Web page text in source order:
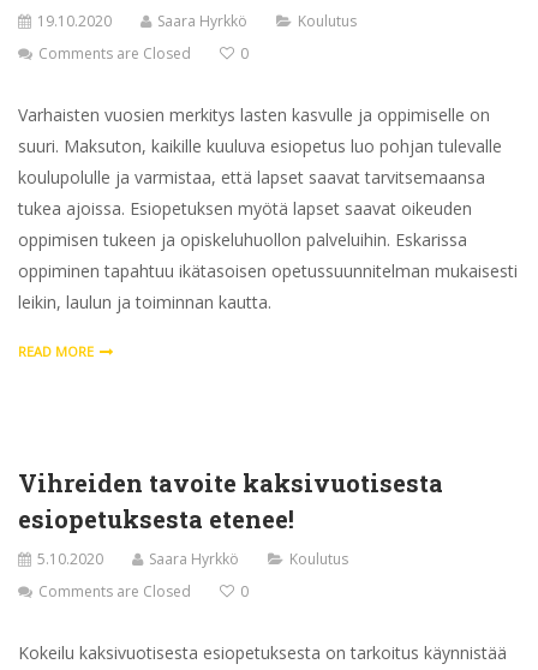
19.10.2020 Saara Hyrkkö
Koulutus
Comments are Closed
0
Varhaisten vuosien merkitys lasten kasvulle ja oppimiselle on
suuri. Maksuton, kaikille kuuluva esiopetus luo pohjan tulevalle
koulupolulle ja varmistaa, että lapset saavat tarvitsemaansa
tukea ajoissa. Esiopetuksen myötä lapset saavat oikeuden
oppimisen tukeen ja opiskeluhuollon palveluihin. Eskarissa
oppiminen tapahtuu ikätasoisen opetussuunnitelman mukaisesti
leikin, laulun ja toiminnan kautta.
READ MORE
Vihreiden tavoite kaksivuotisesta
esiopetuksesta etenee!
5.10.2020 Saara Hyrkkö
Koulutus
Comments are Closed
0
Kokeilu kaksivuotisesta esiopetuksesta on tarkoitus käynnistää